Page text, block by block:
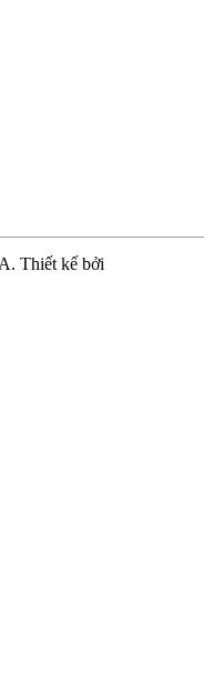
Thiết kế bởi